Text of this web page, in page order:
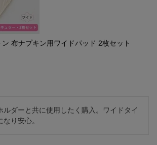
布ナプキン用ワイドパッド 2枚セット
ルダーと共に使用したく購入。ワイドタイ
り安心。